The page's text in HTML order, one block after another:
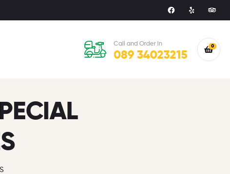
Call and Order in
089 34023215
0